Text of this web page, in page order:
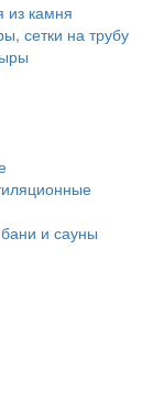
из камня
сетки на трубу
и сауны